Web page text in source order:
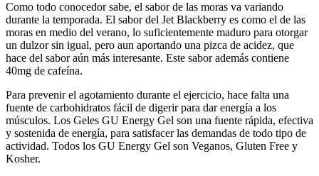
Como todo conocedor sabe, el sabor de las moras va variando
durante la temporada. El sabor del Jet Blackberry es como el de las
moras en medio del verano, lo suficientemente maduro para otorgar
un dulzor sin igual, pero aun aportando una pizca de acidez, que
hace del sabor aún más interesante. Este sabor además contiene
40mg de cafeína.
Para prevenir el agotamiento durante el ejercicio, hace falta una
fuente de carbohidratos fácil de digerir para dar energía a los
músculos. Los Geles GU Energy Gel son una fuente rápida, efectiva
y sostenida de energía, para satisfacer las demandas de todo tipo de
actividad. Todos los GU Energy Gel son Veganos, Gluten Free y
Kosher.